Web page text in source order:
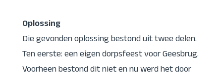
Oplossing
Die gevonden oplossing bestond uit twee delen.
Ten eerste: een eigen dorpsfeest voor Geesbrug.
Voorheen bestond dit niet en nu werd het door